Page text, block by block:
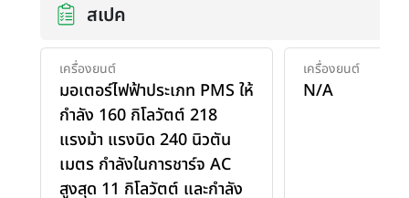
สเปค
เครื่องยนต์
มอเตอร์ไฟฟ้าประเภท PMS ให้
กำลัง 160 กิโลวัตต์ 218
แรงม้า แรงบิด 240 นิวตัน
เมตร กำลังในการชาร์จ AC
สูงสุด 11 กิโลวัตต์ และกำลัง
เครื่องยนต์
N/A